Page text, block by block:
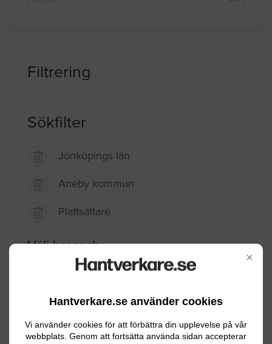
×
Hantverkare.se använder cookies
Vi använder cookies för att förbättra din upplevelse på vår
webbplats. Genom att fortsätta använda sidan accepterar
Filtrering
Sökfilter
Jönköpings län
Aneby kommun
Plattsättare
Välj bransch
Elektriker
Rörmokare